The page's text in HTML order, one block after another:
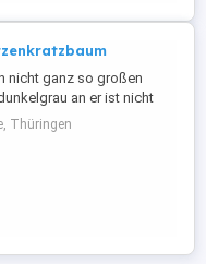
nicht ganz so großen
an er ist nicht
Thüringen